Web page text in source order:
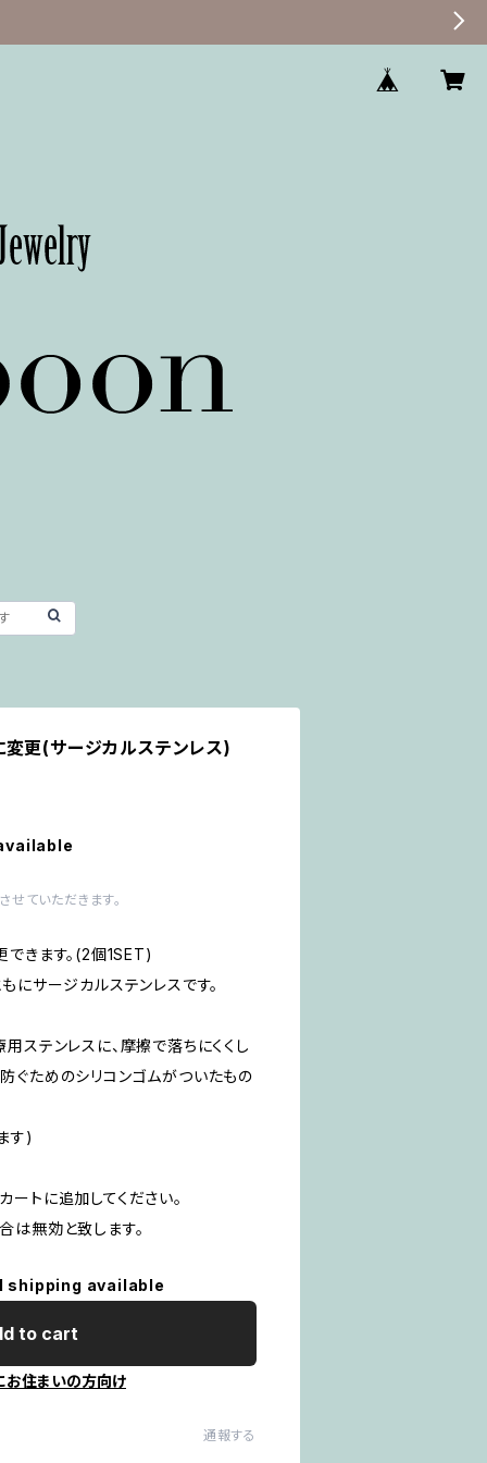
変更(サージカルステンレス)
ていただきます。
できます。(2個1SET)
にサージカルステンレスです。
ステンレスに、摩擦で落ちにくくし
ぐためのシリコンゴムがついたもの
す)
トに追加してください。
は無効と致します。
shipping available
to cart
お住まいの方向け
通報する